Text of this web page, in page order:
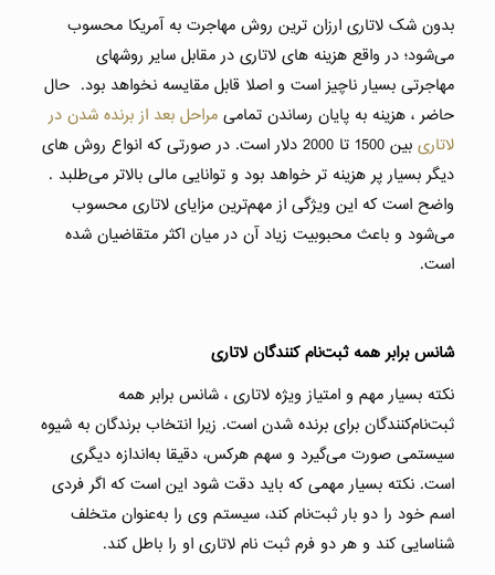
بدون شک لاتاری ارزان ترین روش مهاجرت به آمریکا محسوب
می‌شود؛ در واقع هزینه های لاتاری در مقابل سایر روشهای
مهاجرتی بسیار ناچیز است و اصلا قابل مقایسه نخواهد بود. حال
حاضر ، هزینه به‌ پایان‌ رساندن تمامی مراحل بعد از برنده شدن در
لاتاری
بین 1500 تا 2000 دلار است. در صورتی که انواع روش های
دیگر بسیار پر هزینه تر خواهد بود و توانایی مالی بالاتر می‌طلبد .
واضح است که این ویژگی از مهم‌ترین مزایای لاتاری محسوب
می‌شود و باعث محبوبیت زیاد آن در میان اکثر متقاضیان شده
است.
شانس برابر همه ثبت‌نام کنندگان لاتاری
نکته بسیار مهم و امتیاز ویژه لاتاری ، شانس برابر همه
ثبت‌نام‌کنندگان برای برنده شدن است. زیرا انتخاب برندگان به‌ شیوه
سیستمی صورت می‌گیرد و سهم هرکس، دقیقا به‌اندازه دیگری
است. نکته بسیار مهمی که باید دقت شود این است که اگر فردی
اسم خود را دو بار ثبت‌نام کند، سیستم وی را به‌عنوان متخلف
شناسایی کند و هر دو فرم ثبت نام لاتاری او را باطل کند.